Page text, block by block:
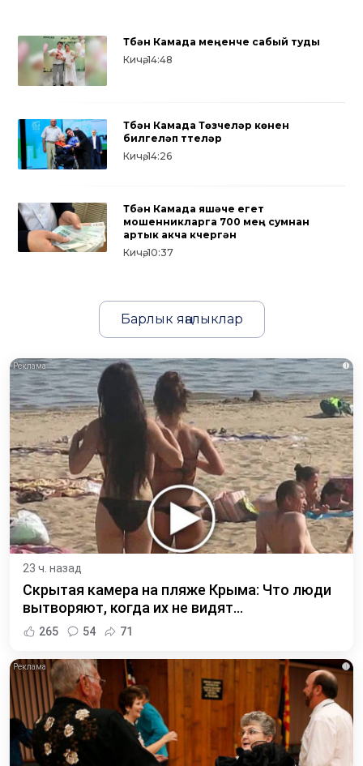
Түбән Камада меңенче сабый туды
Кичә, 14:48
Түбән Камада Төзүчеләр көнен
билгеләп үттеләр
Кичә, 14:26
Түбән Камада яшәүче егет
мошенникларга 700 мең сумнан
артык акча күчергән
Кичә, 10:37
Барлык яңалыклар
i
23 ч. назад
Скрытая камера на пляже Крыма: Что люди
вытворяют, когда их не видят...
265 54 71
i